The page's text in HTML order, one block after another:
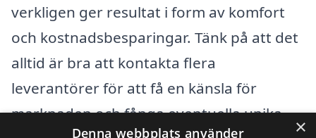
verkligen ger resultat i form av komfort
och kostnadsbesparingar. Tänk på att det
alltid är bra att kontakta flera
leverantörer för att få en känsla för
marknaden och fånga eventuella unika
×
Denna webbplats använder